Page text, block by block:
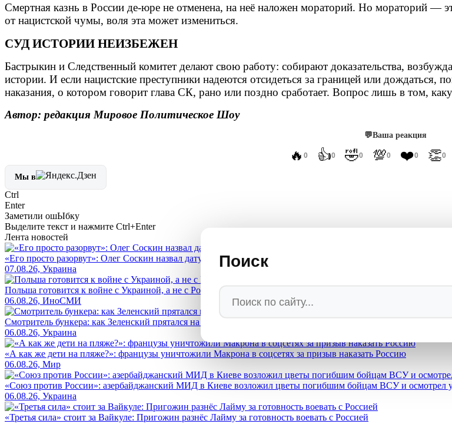
Поиск
Смертная казнь в России де-юре не отменена, на неё наложен мораторий. Но мораторий —
от нацистской чумы, воля эта может измениться.
СУД ИСТОРИИ НЕИЗБЕЖЕН
Бастрыкин и Следственный комитет делают свою работу: собирают доказательства,
истории. И если нацистские преступники надеются отсидеться за границей или
наказания, о котором говорит глава СК, рано или поздно сработает. Вопрос лишь в том,
Автор: редакция Мировое Политическое Шоу
💬Ваша реакция
🔥 0 👍0 🤣0 💯0 ❤️0 👏0
Мы в
Ctrl
Enter
Заметили ошЫбку
Выделите текст и нажмите Ctrl+Enter
Лента новостей
«Его просто разорвут»: Олег Соскин назвал дату краха Зеленского после провала ПВО Киева
07.08.26, Украина
Польша готовится к войне с Украиной, а не с Россией — неожиданный поворот Варшавы
06.08.26, ИноСМИ
Смотритель бункера: как Зеленский прятался на 93 метрах под землёй, пока Киев сотрясали взрывы
06.08.26, Украина
«А как же дети на пляже?»: французы уничтожили Макрона в соцсетях за призыв наказать Россию
06.08.26, Мир
«Союз против России»: азербайджанский МИД в Киеве возложил цветы погибшим бойцам ВСУ и осмотрел
06.08.26, Украина
«Третья сила» стоит за Вайкуле: Пригожин разнёс Лайму за готовность воевать с Россией